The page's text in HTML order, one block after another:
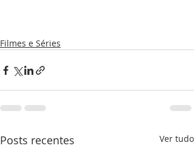
Filmes e Séries
Posts recentes Ver tudo